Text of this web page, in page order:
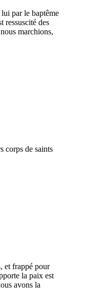
par le baptême
ressuscité des
marchions,
corps de saints
et frappé pour
la paix est
avons la